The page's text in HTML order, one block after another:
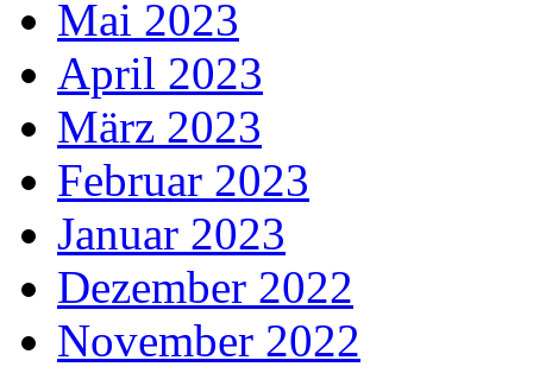
Mai 2023
April 2023
März 2023
Februar 2023
Januar 2023
Dezember 2022
November 2022